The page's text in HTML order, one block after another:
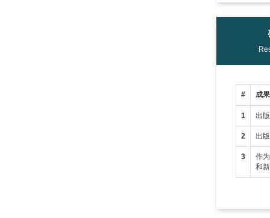
# 成
1 出
2 出
3
作
和